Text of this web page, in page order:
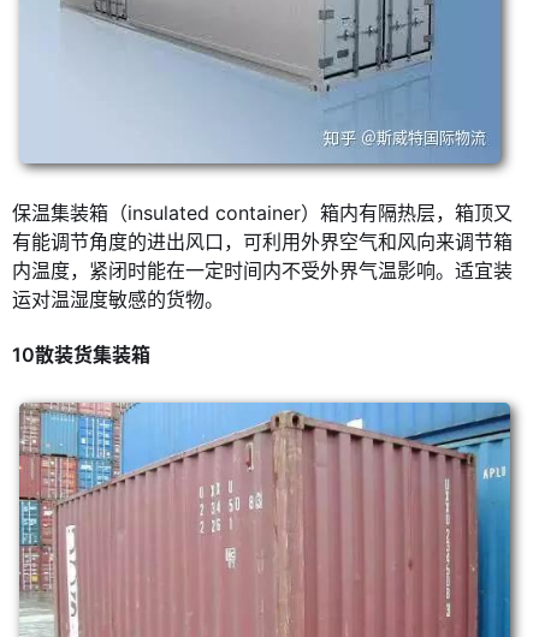
保温集装箱（insulated container）箱内有隔热层，箱顶又
有能调节角度的进出风口，可利用外界空气和风向来调节箱
内温度，紧闭时能在一定时间内不受外界气温影响。适宜装
运对温湿度敏感的货物。
10散装货集装箱